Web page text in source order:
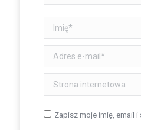
Imię *
Adres e-mail *
Strona internetowa
Zapisz moje imię, email